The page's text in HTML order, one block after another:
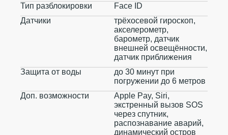
Тип разблокировки
Face ID
Датчики
трёхосевой гироскоп,
акселерометр,
барометр, датчик
внешней освещённости,
датчик приближения
Защита от воды
до 30 минут при
погружении до 6 метров
Доп. возможности
Apple Pay, Siri,
экстренный вызов SOS
через спутник,
распознавание аварий,
динамический остров